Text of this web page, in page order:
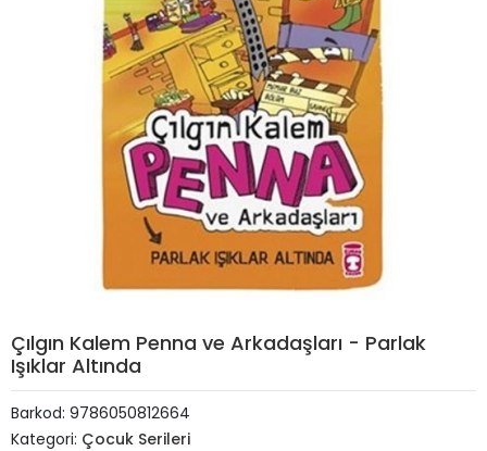
Çılgın Kalem Penna ve Arkadaşları - Parlak
Işıklar Altında
Barkod: 9786050812664
Kategori: Çocuk Serileri